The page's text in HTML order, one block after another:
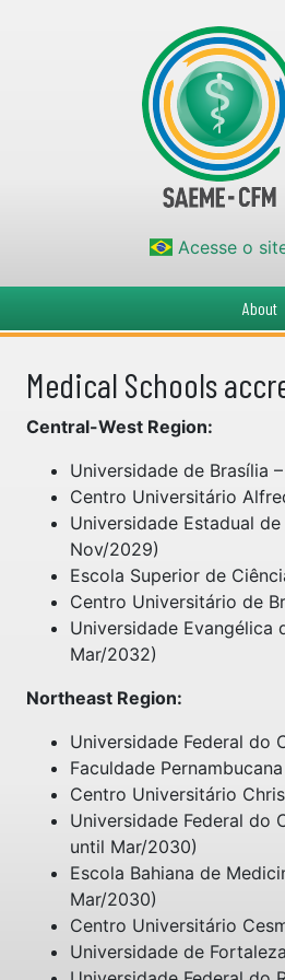
Acesse o
About
Medical Schools
Central-West Region:
Universidade de Brasília
Centro Universitário
Universidade Estadual
Nov/2029)
Escola Superior de
Centro Universitário de
Universidade Evangélica
Mar/2032)
Northeast Region:
Universidade Federal do
Faculdade
Centro Universitário
Universidade Federal do
until Mar/2030)
Escola Bahiana de
Mar/2030)
Centro Universitário
Universidade de